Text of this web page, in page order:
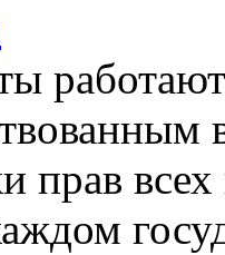
прав всех